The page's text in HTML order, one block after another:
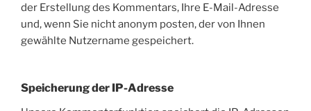
der Erstellung des Kommentars, Ihre E-Mail-Adresse
und, wenn Sie nicht anonym posten, der von Ihnen
gewählte Nutzername gespeichert.
Speicherung der IP-Adresse